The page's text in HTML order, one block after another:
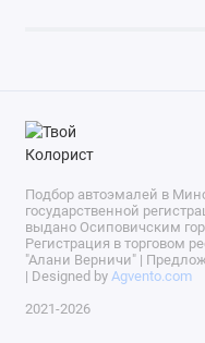
Подбор автоэмалей в
государственной
выдано Осиповичским
Регистрация в торговом
"Алани Верничи" |
| Designed by Agvento.com
2021-2026